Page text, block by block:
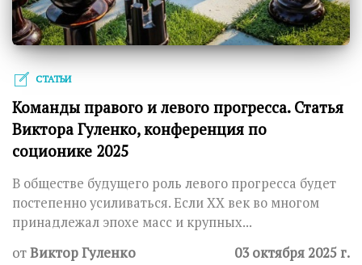
СТАТЬИ
Команды правого и левого прогресса. Статья
Виктора Гуленко, конференция по
соционике 2025
В обществе будущего роль левого прогресса будет
постепенно усиливаться. Если ХХ век во многом
принадлежал эпохе масс и крупных...
отВиктор Гуленко 03 октября 2025 г.